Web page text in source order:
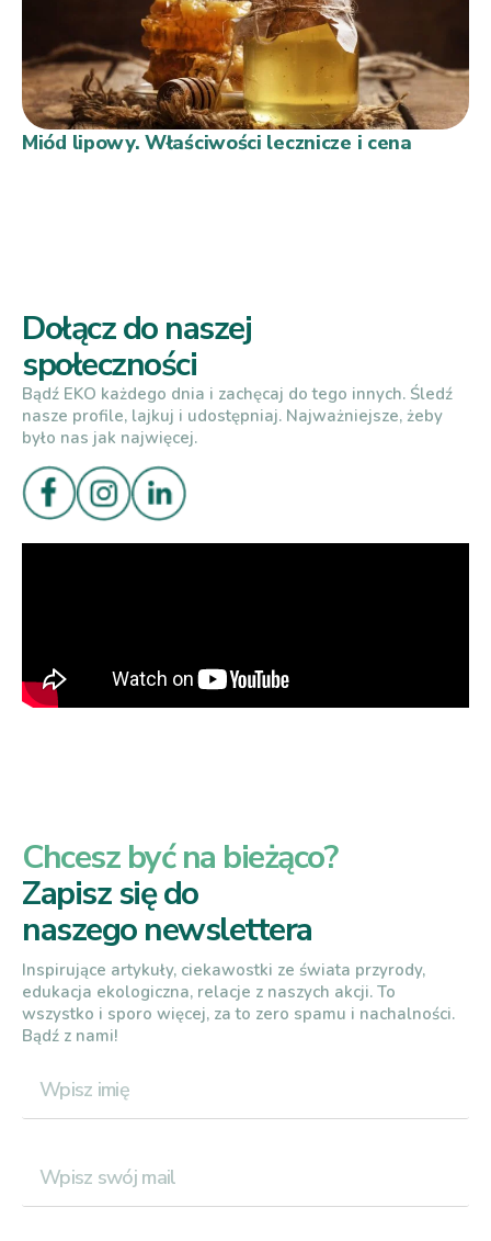
Miód lipowy. Właściwości lecznicze i cena
Dołącz do naszej
społeczności
Bądź EKO każdego dnia i zachęcaj do tego innych. Śledź
nasze profile, lajkuj i udostępniaj. Najważniejsze, żeby
było nas jak najwięcej.
Chcesz być na bieżąco?
Zapisz się do
naszego newslettera
Inspirujące artykuły, ciekawostki ze świata przyrody,
edukacja ekologiczna, relacje z naszych akcji. To
wszystko i sporo więcej, za to zero spamu i nachalności.
Bądź z nami!